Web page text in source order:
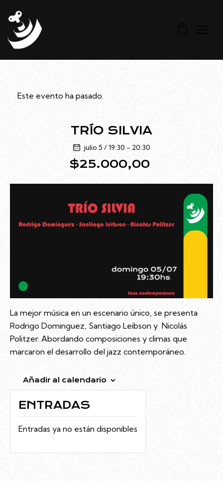
Este evento ha pasado.
TRÍO SILVIA
julio 5 / 19:30 - 20:30
$25.000,00
La mejor música en un escenario único, se presenta
Rodrigo Dominguez, Santiago Leibson y Nicolás
Politzer. Abordando composiciones y climas que
marcaron el desarrollo del jazz contemporáneo.
Añadir al calendario
ENTRADAS
Entradas ya no están disponibles